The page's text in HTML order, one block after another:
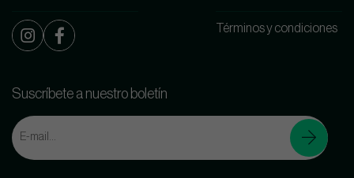
Términos y condiciones
Suscríbete a nuestro boletín